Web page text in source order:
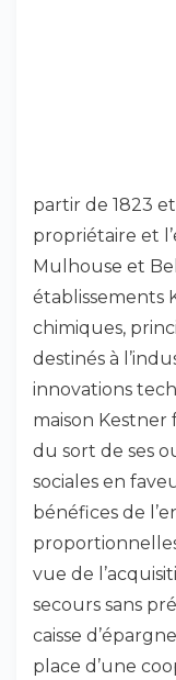
partir de 1823
propriétaire et
Mulhouse et
établissements
chimiques,
destinés à
innovations
maison
du sort de ses
sociales en
bénéfices de
vue de
secours sans
caisse
place d’une